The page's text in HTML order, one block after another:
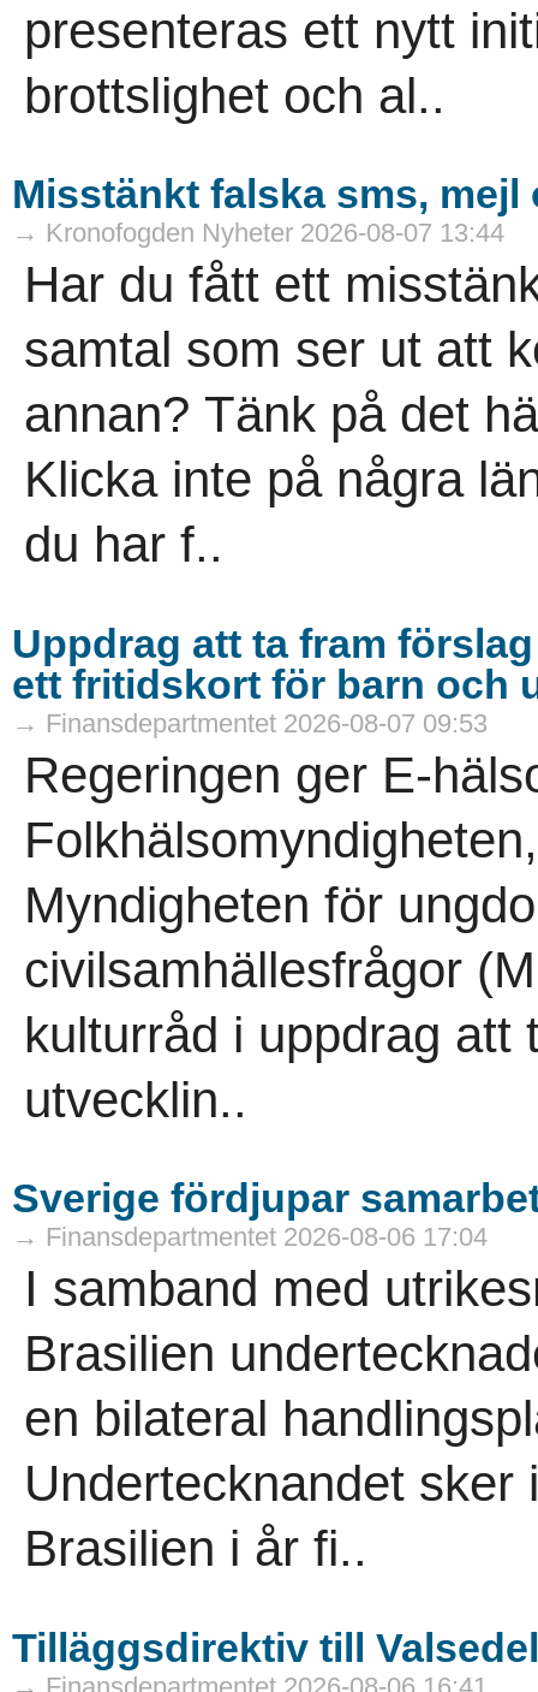
presenteras ett nytt
brottslighet och al..
Misstänkt falska sms, mejl
→ Kronofogden Nyheter 2026-08-07 13:44
Har du fått ett
samtal som ser ut att
annan? Tänk på det
Klicka inte på några
du har f..
Uppdrag att ta fram
ett fritidskort för barn och
→ Finansdepartmentet 2026-08-07 09:53
Regeringen ger E-
Myndigheten för
civilsamhällesfrågor
kulturråd i uppdrag att
utvecklin..
Sverige fördjupar
→ Finansdepartmentet 2026-08-06 17:04
I samband med
Brasilien
en bilateral
Undertecknandet
Brasilien i år fi..
Tilläggsdirektiv till